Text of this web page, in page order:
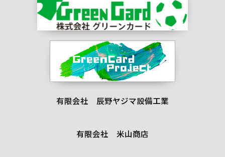
有限会社 辰野ヤジマ設備工業
有限会社 米山商店